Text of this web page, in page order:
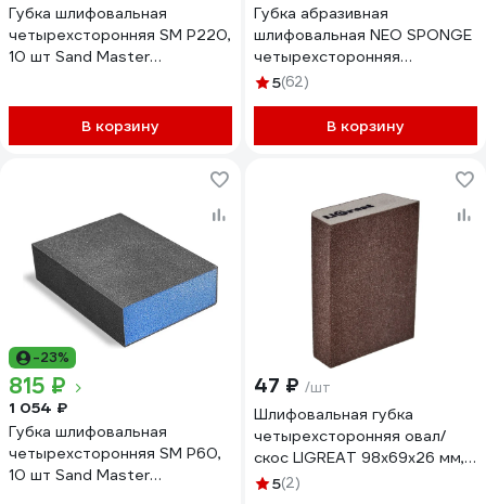
Губка шлифовальная
четырехсторонняя SM Р220,
10 шт Sand Master
В корзину
Губка абразивная
шлифовальная NEO SPONGE
четырехсторонняя
CERAMAX Fine, 20 шт.
5(62)
В корзину
-23%
815 ₽
1 054 ₽
Губка шлифовальная
четырехсторонняя SM Р60,
10 шт Sand Master
47 ₽ /шт
Шлифовальная губка
четырехсторонняя овал/
скос LIGREAT 98х69х26 мм,
Р220 TL12306
5(2)